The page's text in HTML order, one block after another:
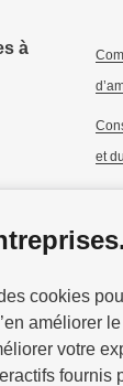
cookies
améliorer
votre
fournis
à
et